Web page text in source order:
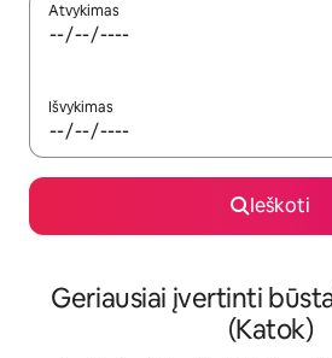
Atvykimas
Išvykimas
Ieškoti
Geriausiai įvertinti
(Katok)